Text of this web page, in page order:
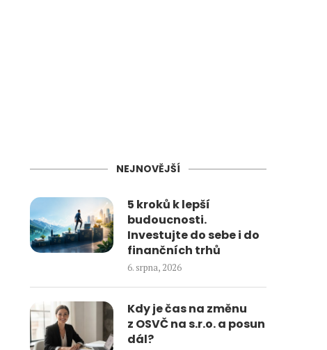
NEJNOVĚJŠÍ
5 kroků k lepší
budoucnosti.
Investujte do sebe i do
finančních trhů
6. srpna, 2026
Kdy je čas na změnu
z OSVČ na s.r.o. a posun
dál?